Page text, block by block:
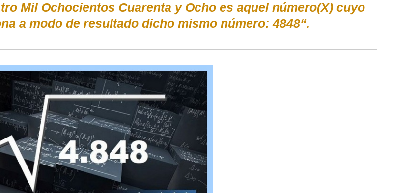
Mil Ochocientos Cuarenta y Ocho es aquel número(X) cuyo
a modo de resultado dicho mismo número: 4848“.